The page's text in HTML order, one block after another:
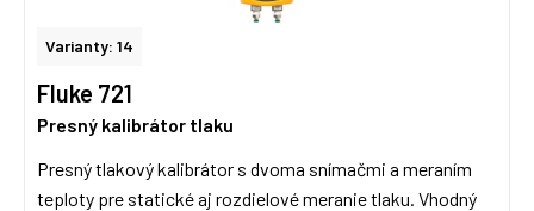
Varianty: 14
Fluke 721
Presný kalibrátor tlaku
Presný tlakový kalibrátor s dvoma snímačmi a meraním
teploty pre statické aj rozdielové meranie tlaku. Vhodný